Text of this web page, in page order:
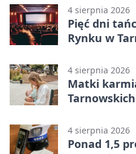
4 sierpnia 2026
Pięć dni
Rynku w
4 sierpnia 2026
Matki
4 sierpnia 2026
Ponad 1,5